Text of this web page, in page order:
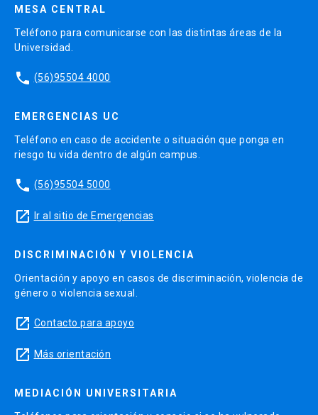
MESA CENTRAL
Teléfono para comunicarse con las distintas áreas de la
Universidad.
phone (56)95504 4000
EMERGENCIAS UC
Teléfono en caso de accidente o situación que ponga en
riesgo tu vida dentro de algún campus.
phone (56)95504 5000
launch Ir al sitio de Emergencias
DISCRIMINACIÓN Y VIOLENCIA
Orientación y apoyo en casos de discriminación, violencia de
género o violencia sexual.
launch Contacto para apoyo
launch Más orientación
MEDIACIÓN UNIVERSITARIA